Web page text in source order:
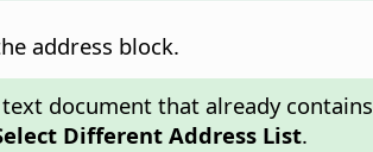
address block.
document that already
Different Address List.